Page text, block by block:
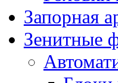
Запорная
Зенитные